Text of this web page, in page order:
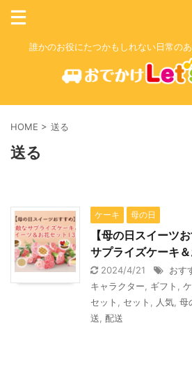
誰かのお役にたつかもしれない日常の
HOME > 送る
送る
ケーキ 母の日
【母の日スイーツ
サプライズケーキ
2024/4/21 おす
キャラクター
ギフト
セット
セット 人気 母
送 配送